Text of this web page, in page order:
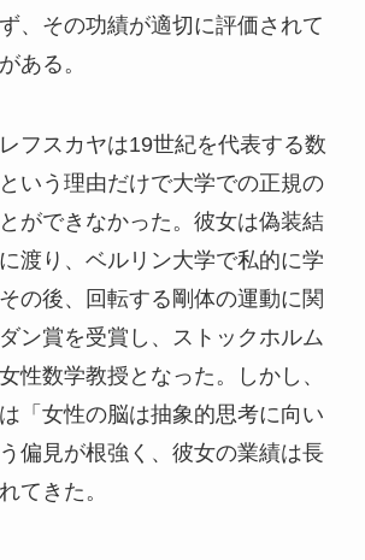
、その功績が適切に評価されて
ある。
フスカヤは19世紀を代表する数
いう理由だけで大学での正規の
ができなかった。彼女は偽装結
渡り、ベルリン大学で私的に学
の後、回転する剛体の運動に関
ン賞を受賞し、ストックホルム
性数学教授となった。しかし、
「女性の脳は抽象的思考に向い
偏見が根強く、彼女の業績は長
てきた。